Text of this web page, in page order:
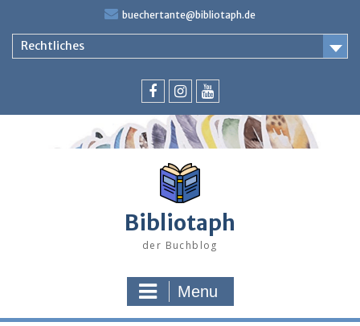
content
buechertante@bibliotaph.de
Rechtliches
Bibliotaph
der Buchblog
Menu